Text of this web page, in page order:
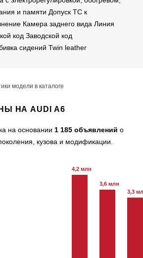
и памяти Допуск ТС к
Камера заднего вида Линия
код Заводской код
сидений Twin leather
модели в каталоге
НА AUDI A6
на основании 1 185 объявлений о
кузова и модификации.
4,2 млн
3,6 млн
3,3